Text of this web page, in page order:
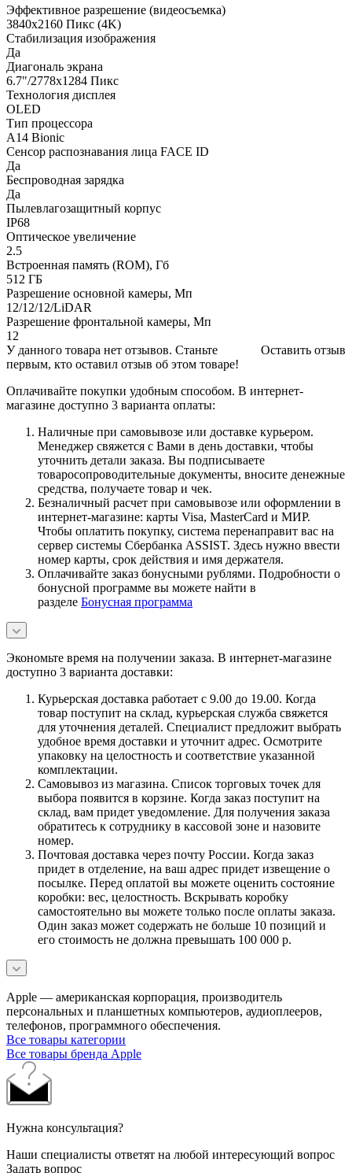
Эффективное разрешение (видеосъемка)
3840x2160 Пикс (4K)
Стабилизация изображения
Да
Диагональ экрана
6.7"/2778x1284 Пикс
Технология дисплея
OLED
Тип процессора
A14 Bionic
Сенсор распознавания лица FACE ID
Да
Беспроводная зарядка
Да
Пылевлагозащитный корпус
IP68
Оптическое увеличение
2.5
Встроенная память (ROM), Гб
512 ГБ
Разрешение основной камеры, Мп
12/12/12/LiDAR
Разрешение фронтальной камеры, Мп
12
Оставить отзыв
У данного товара нет отзывов. Станьте
первым, кто оставил отзыв об этом товаре!
Оплачивайте покупки удобным способом. В интернет-
магазине доступно 3 варианта оплаты:
Наличные при самовывозе или доставке курьером.
Менеджер свяжется с Вами в день доставки, чтобы
уточнить детали заказа. Вы подписываете
товаросопроводительные документы, вносите денежные
средства, получаете товар и чек.
Безналичный расчет при самовывозе или оформлении в
интернет-магазине: карты Visa, MasterCard и МИР.
Чтобы оплатить покупку, система перенаправит вас на
сервер системы Сбербанка ASSIST. Здесь нужно ввести
номер карты, срок действия и имя держателя.
Оплачивайте заказ бонусными рублями. Подробности о
бонусной программе вы можете найти в
разделе Бонусная программа
Экономьте время на получении заказа. В интернет-магазине
доступно 3 варианта доставки:
Курьерская доставка работает с 9.00 до 19.00. Когда
товар поступит на склад, курьерская служба свяжется
для уточнения деталей. Специалист предложит выбрать
удобное время доставки и уточнит адрес. Осмотрите
упаковку на целостность и соответствие указанной
комплектации.
Самовывоз из магазина. Список торговых точек для
выбора появится в корзине. Когда заказ поступит на
склад, вам придет уведомление. Для получения заказа
обратитесь к сотруднику в кассовой зоне и назовите
номер.
Почтовая доставка через почту России. Когда заказ
придет в отделение, на ваш адрес придет извещение о
посылке. Перед оплатой вы можете оценить состояние
коробки: вес, целостность. Вскрывать коробку
самостоятельно вы можете только после оплаты заказа.
Один заказ может содержать не больше 10 позиций и
его стоимость не должна превышать 100 000 р.
Apple — американская корпорация, производитель
персональных и планшетных компьютеров, аудиоплееров,
телефонов, программного обеспечения.
Все товары категории
Все товары бренда Apple
Нужна консультация?
Наши специалисты ответят на любой интересующий вопрос
Задать вопрос